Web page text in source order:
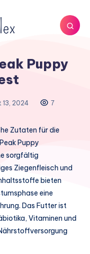
Puppy
13, 2024 7
Zutaten für die
Puppy
sorgfältig
Ziegenfleisch und
bieten
eine
Das Futter ist
Vitaminen und